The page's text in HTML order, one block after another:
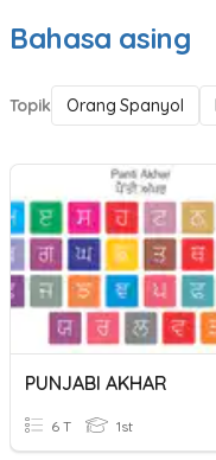
Bahasa asing
Topik Orang Spanyol
PUNJABI AKHAR
6 T 1st